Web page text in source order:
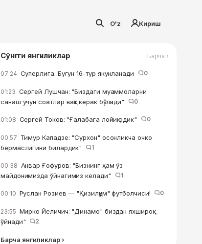
O'z Кириш
Сўнгги янгиликлар Барча ›
07:24 Суперлига. Бугун 16-тур якунланади 0
01:23 Сергей Лушчан: "Биздаги муаммоларни
санаш учун соатлар вақт керак бўлади"
0
01:08 Сергей Токов: "Ғалабага лойиқ эдик" 0
00:57 Тимур Кападзе: "Сурхон" осонликча очко
бермаслигини билардик"
1
00:38 Анвар Ғофуров: "Бизнинг ҳам ўз
майдонимизда ўйнагимиз келади"
1
00:10 Руслан Розиев — "Қизилқум" футболчиси! 0
23:55 Мирко Йеличич: "Динамо" биздан яхшироқ
ўйнади"
2
Барча янгиликлар ›